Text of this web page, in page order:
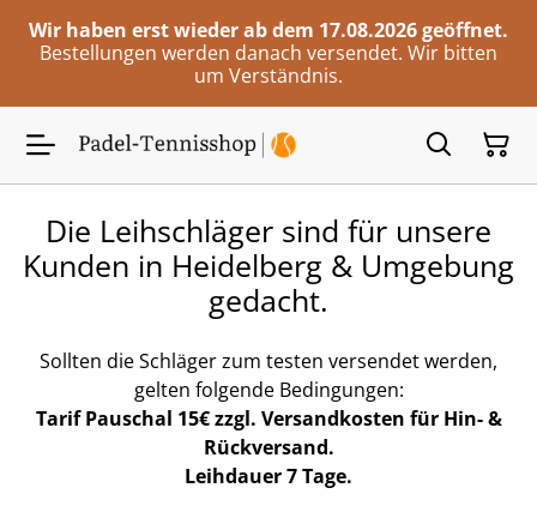
Wir haben erst wieder ab dem 17.08.2026 geöffnet.
Bestellungen werden danach versendet. Wir bitten
um Verständnis.
Die Leihschläger sind für unsere
Kunden in Heidelberg & Umgebung
gedacht.
Sollten die Schläger zum testen versendet werden,
gelten folgende Bedingungen:
Tarif Pauschal 15€ zzgl. Versandkosten für Hin- &
Rückversand.
Leihdauer 7 Tage.